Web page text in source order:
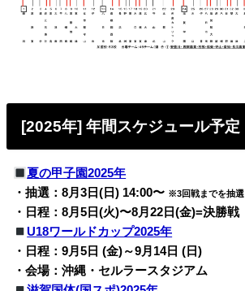
[2025年] 年間スケジュール予定
夏の甲子園2025年
・抽選：8月3日(日) 14:00〜 ※3回戦までを抽選
・日程：8月5日(火)〜8月22日(金)=決勝戦
U18ワールドカップ2025年
・日程：9月5日 (金)～9月14日 (日)
・会場：沖縄・セルラースタジアム